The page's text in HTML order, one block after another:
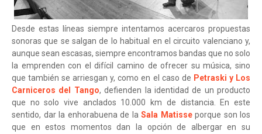
Desde estas líneas siempre intentamos acercaros propuestas
sonoras que se salgan de lo habitual en el circuito valenciano y,
aunque sean escasas, siempre encontramos bandas que no solo
la emprenden con el difícil camino de ofrecer su música, sino
que también se arriesgan y, como en el caso de Petraski y Los
Carniceros del Tango, defienden la identidad de un producto
que no solo vive anclados 10.000 km de distancia. En este
sentido, dar la enhorabuena de la Sala Matisse porque son los
que en estos momentos dan la opción de albergar en su